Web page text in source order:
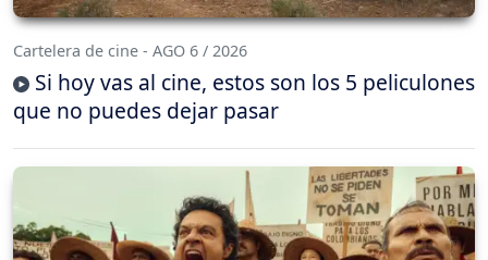
Cartelera de cine - AGO 6 / 2026
Si hoy vas al cine, estos son los 5 peliculones
que no puedes dejar pasar